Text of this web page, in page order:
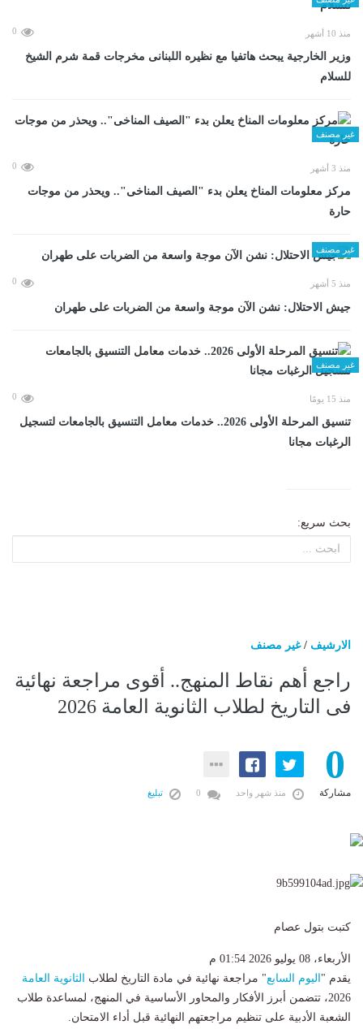
منذ 10 أشهر 0
وزير الخارجية يبحث هاتفيا مع نظيره اللبنانى مخرجات قمة شرم الشيخ
للسلام
غير مصنف
منذ 3 أشهر 0
مركز معلومات المناخ يعلن بدء "الصيف المناخى".. ويحذر من موجات
حارة
غير مصنف
منذ 5 أشهر 0
جيش الاحتلال: نشن الآن موجة واسعة من الضربات على طهران
غير مصنف
منذ 15 يومًا 0
تنسيق المرحلة الأولى 2026.. خدمات معامل التنسيق بالجامعات لتسجيل
الرغبات مجانا
بحث سريع:
الارشيف /غير مصنف
راجع أهم نقاط المنهج.. أقوى مراجعة نهائية
فى التاريخ لطلاب الثانوية العامة 2026
0
مشاركة منذ شهر واحد تبليغ
كتبت بتول عصام
الأربعاء، 08 يوليو 2026 01:54 م
يقدم " اليوم السابع" مراجعة نهائية في مادة التاريخ لطلاب
الثانوية العامة
2026، تتضمن أبرز الأفكار والمحاور الأساسية في المنهج، لمساعدة طلاب
الشعبة الأدبية على تنظيم مراجعتهم النهائية قبل أداء الامتحان.